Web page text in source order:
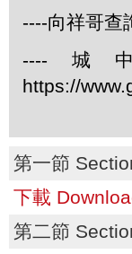
----向祥哥查
----城
https://
第一節
下載
第二節